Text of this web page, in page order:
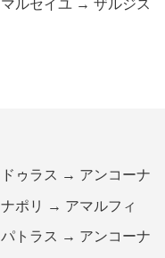
マルセイユ → ザルジス
ドゥラス → アンコーナ
ナポリ → アマルフィ
パトラス → アンコーナ